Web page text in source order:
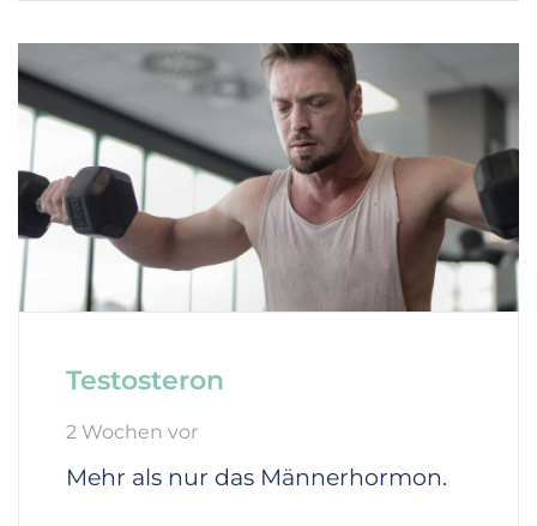
Testosteron
2 Wochen vor
Mehr als nur das Männerhormon.